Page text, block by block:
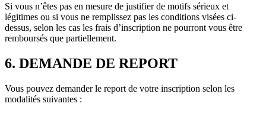
Si vous n’êtes pas en mesure de justifier de motifs sérieux et
légitimes ou si vous ne remplissez pas les conditions visées ci-
dessus, selon les cas les frais d’inscription ne pourront vous être
remboursés que partiellement.
6. DEMANDE DE REPORT
Vous pouvez demander le report de votre inscription selon les
modalités suivantes :